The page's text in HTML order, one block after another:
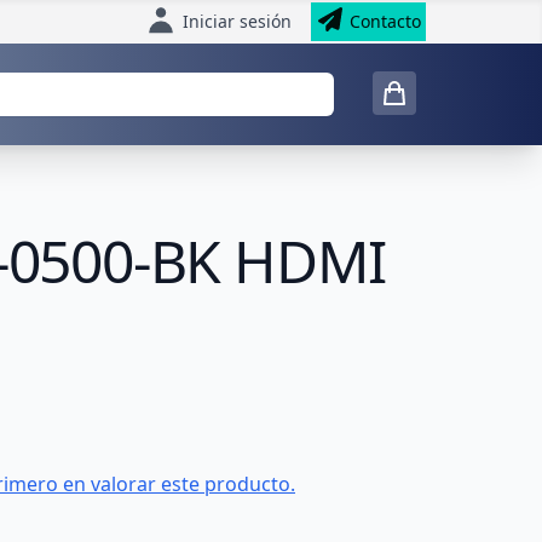
Iniciar sesión Contacto
BK HDMI
en valorar este producto.